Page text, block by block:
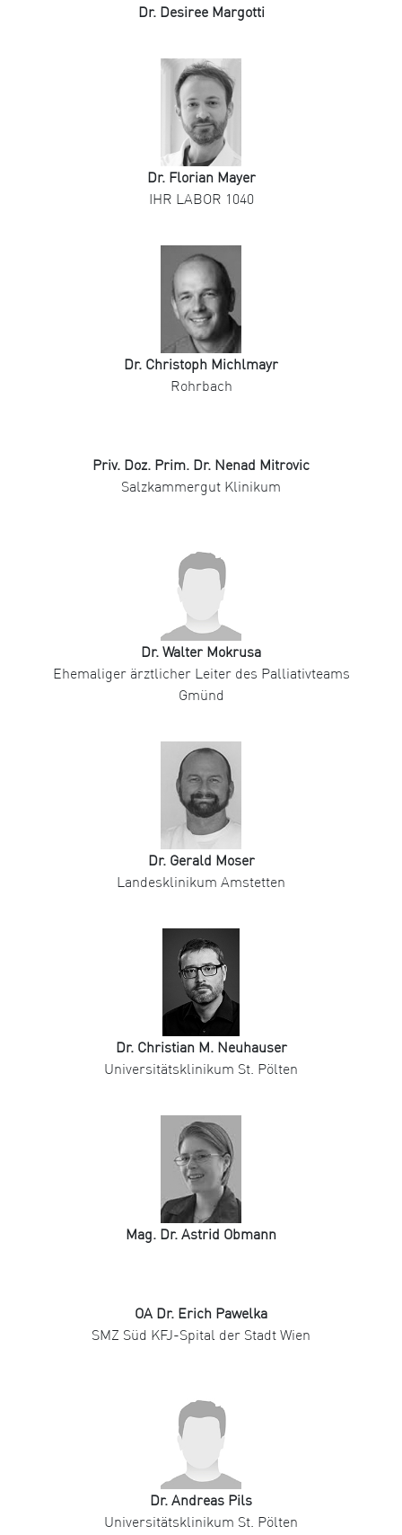
Dr. Desiree Margotti
Dr. Florian Mayer
IHR LABOR 1040
Dr. Christoph Michlmayr
Rohrbach
Priv. Doz. Prim. Dr. Nenad Mitrovic
Salzkammergut Klinikum
Dr. Walter Mokrusa
Ehemaliger ärztlicher Leiter des Palliativteams
Gmünd
Dr. Gerald Moser
Landesklinikum Amstetten
Dr. Christian M. Neuhauser
Universitätsklinikum St. Pölten
Mag. Dr. Astrid Obmann
OA Dr. Erich Pawelka
SMZ Süd KFJ-Spital der Stadt Wien
Dr. Andreas Pils
Universitätsklinikum St. Pölten